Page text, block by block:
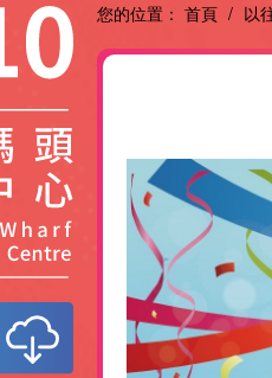
您的位置： 首頁 / 以